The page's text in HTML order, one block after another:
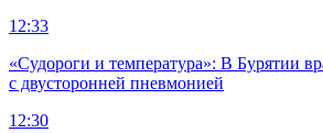
12:33
«Судороги и температура»: В Бурятии
с двусторонней пневмонией
12:30